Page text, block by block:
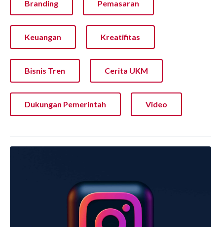
Branding Pemasaran
Keuangan Kreatifitas
Bisnis Tren Cerita UKM
Dukungan Pemerintah Video